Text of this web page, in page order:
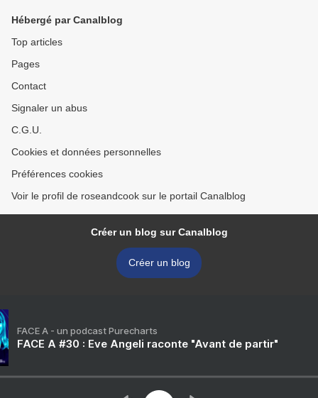
Hébergé par Canalblog
Top articles
Pages
Contact
Signaler un abus
C.G.U.
Cookies et données personnelles
Préférences cookies
Voir le profil de roseandcook sur le portail Canalblog
Créer un blog sur Canalblog
Créer un blog
FACE A - un podcast Purecharts
FACE A #30 : Eve Angeli raconte "Avant de partir"